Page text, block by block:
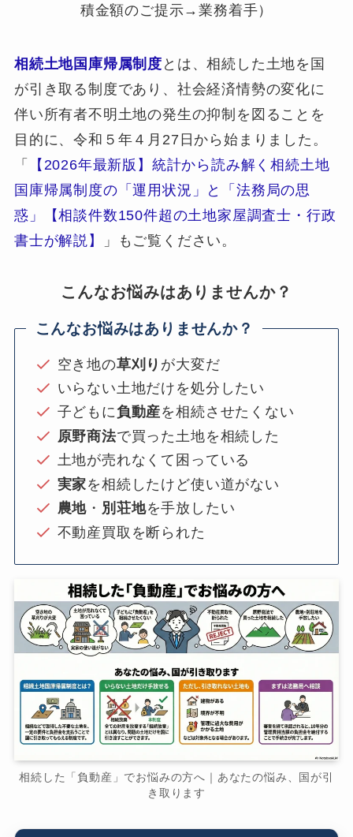
積金額のご提示→業務着手）
相続土地国庫帰属制度 とは、相続した土地を国
が引き取る制度であり、社会経済情勢の変化に
伴い所有者不明土地の発生の抑制を図ることを
目的に、令和５年４月27日から始まりました。
「
【2026年最新版】統計から読み解く相続土地
国庫帰属制度の「運用状況」と「法務局の思
惑」【相談件数150件超の土地家屋調査士・行政
書士が解説】
」もご覧ください。
こんなお悩みはありませんか？
こんなお悩みはありませんか？
空き地の草刈り が大変だ
いらない土地だけを処分したい
子どもに負動産を相続させたくない
原野商法で買った土地を相続した
土地が売れなくて困っている
実家を相続したけど使い道がない
農地 ・ 別荘地を手放したい
不動産買取を断られた
相続した「負動産」でお悩みの方へ｜あなたの悩み、国が引
き取ります